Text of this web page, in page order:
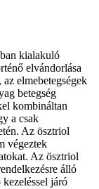
kialakuló
elvándorlása
elmebetegségek
betegség
kombináltan
a csak
Az ösztriol
végeztek
Az ösztriol
álló
járó